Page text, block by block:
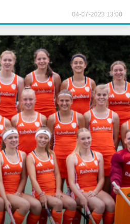
04-07-2023 13:00